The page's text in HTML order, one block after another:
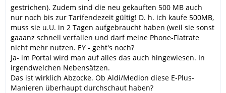
gestrichen). Zudem sind die neu gekauften 500 MB auch
nur noch bis zur Tarifendezeit gültig! D. h. ich kaufe 500MB,
muss sie u.U. in 2 Tagen aufgebraucht haben (weil sie sonst
gaaanz schnell verfallen und darf meine Phone-Flatrate
nicht mehr nutzen. EY - geht's noch?
Ja- im Portal wird man auf alles das auch hingewiesen. In
irgendwelchen Nebensätzen.
Das ist wirklich Abzocke. Ob Aldi/Medion diese E-Plus-
Manieren überhaupt durchschaut haben?